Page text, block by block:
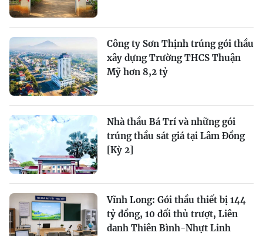
Công ty Sơn Thịnh trúng gói thầu
xây dựng Trường THCS Thuận
Mỹ hơn 8,2 tỷ
Nhà thầu Bá Trí và những gói
trúng thầu sát giá tại Lâm Đồng
[Kỳ 2]
Vĩnh Long: Gói thầu thiết bị 144
tỷ đồng, 10 đối thủ trượt, Liên
danh Thiên Bình-Nhựt Linh